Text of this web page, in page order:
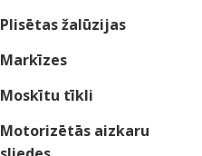
Plisētas žalūzijas
Markīzes
Moskītu tīkli
Motorizētās aizkaru